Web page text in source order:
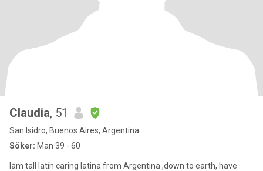
Claudia, 51
San Isidro, Buenos Aires, Argentina
Söker: Man 39 - 60
Iam tall latín caring latina from Argentina ,down to earth, have